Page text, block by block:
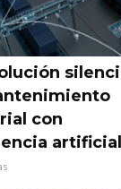
con
artificial